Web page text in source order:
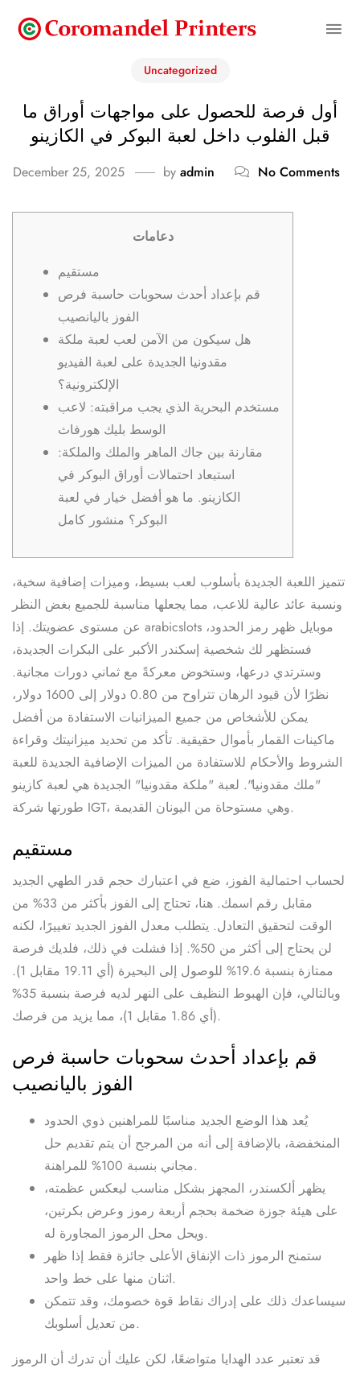
Uncategorized
أول فرصة للحصول على مواجهات أوراق ما
قبل الفلوب داخل لعبة البوكر في الكازينو
December 25, 2025 by admin No Comments
دعامات
مستقيم
قم بإعداد أحدث سحوبات حاسبة فرص
الفوز باليانصيب
هل سيكون من الآمن لعب لعبة ملكة
مقدونيا الجديدة على لعبة الفيديو
الإلكترونية؟
مستخدم البحرية الذي يجب مراقبته: لاعب
الوسط بليك هورفاث
مقارنة بين جاك الماهر والملك والملكة:
استبعاد احتمالات أوراق البوكر في
الكازينو. ما هو أفضل خيار في لعبة
البوكر؟ منشور كامل
تتميز اللعبة الجديدة بأسلوب لعب بسيط، وميزات إضافية سخية،
ونسبة عائد عالية للاعب، مما يجعلها مناسبة للجميع بغض النظر
arabicslots موبايل ظهر رمز الحدود،
فستظهر لك شخصية إسكندر الأكبر على البكرات الجديدة،
وسترتدي درعها، وستخوض معركةً مع ثماني دورات مجانية.
نظرًا لأن قيود الرهان تتراوح من 0.80 دولار إلى 1600 دولار،
يمكن للأشخاص من جميع الميزانيات الاستفادة من أفضل
ماكينات القمار بأموال حقيقية. تأكد من تحديد ميزانيتك وقراءة
الشروط والأحكام للاستفادة من الميزات الإضافية الجديدة للعبة
"ملك مقدونيا". لعبة "ملكة مقدونيا" الجديدة هي لعبة كازينو
طورتها شركة IGT، وهي مستوحاة من اليونان القديمة.
مستقيم
لحساب احتمالية الفوز، ضع في اعتبارك حجم قدر الطهي الجديد
مقابل رقم اسمك. هنا، تحتاج إلى الفوز بأكثر من 33% من
الوقت لتحقيق التعادل. يتطلب معدل الفوز الجديد تغييرًا، لكنه
لن يحتاج إلى أكثر من 50%. إذا فشلت في ذلك، فلديك فرصة
ممتازة بنسبة 19.6% للوصول إلى البحيرة (أي 19.11 مقابل 1).
وبالتالي، فإن الهبوط النظيف على النهر لديه فرصة بنسبة 35%
(أي 1.86 مقابل 1)، مما يزيد من فرصك.
قم بإعداد أحدث سحوبات حاسبة فرص
الفوز باليانصيب
يُعد هذا الوضع الجديد مناسبًا للمراهنين ذوي الحدود
المنخفضة، بالإضافة إلى أنه من المرجح أن يتم تقديم حل
مجاني بنسبة 100% للمراهنة.
يظهر ألكسندر، المجهز بشكل مناسب ليعكس عظمته،
على هيئة جوزة ضخمة بحجم أربعة رموز وعرض بكرتين،
ويحل محل الرموز المجاورة له.
ستمنح الرموز ذات الإنفاق الأعلى جائزة فقط إذا ظهر
اثنان منها على خط واحد.
سيساعدك ذلك على إدراك نقاط قوة خصومك، وقد تتمكن
من تعديل أسلوبك.
قد تعتبر عدد الهدايا متواضعًا، لكن عليك أن تدرك أن الرموز